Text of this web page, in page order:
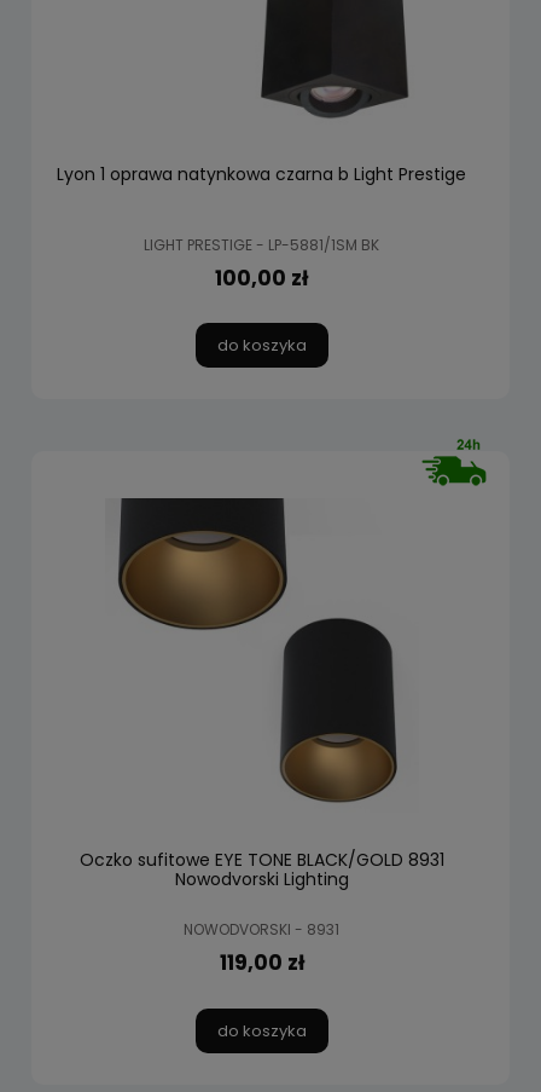
Lyon 1 oprawa natynkowa czarna b Light Prestige
LIGHT PRESTIGE - LP-5881/1SM BK
100,00 zł
do koszyka
Oczko sufitowe EYE TONE BLACK/GOLD 8931
Nowodvorski Lighting
NOWODVORSKI - 8931
119,00 zł
do koszyka